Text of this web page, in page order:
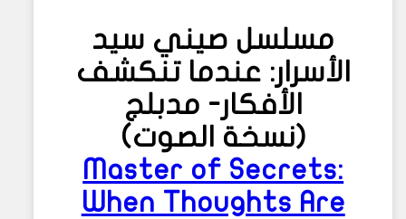
مسلسل صيني سيد
الأسرار: عندما تنكشف
الأفكار- مدبلج
(نسخة الصوت)
Master of Secrets:
When Thoughts Are